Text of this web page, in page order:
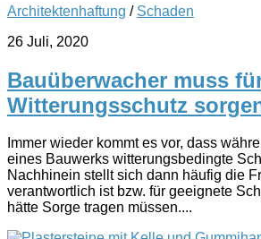
Architektenhaftung / Schaden
26 Juli, 2020
Bauüberwacher muss
Witterungsschutz
Immer wieder kommt es vor, dass
eines Bauwerks witterungsbedingte
Nachhinein stellt sich dann häufig die
verantwortlich ist bzw. für geeignete
hätte Sorge tragen müssen....